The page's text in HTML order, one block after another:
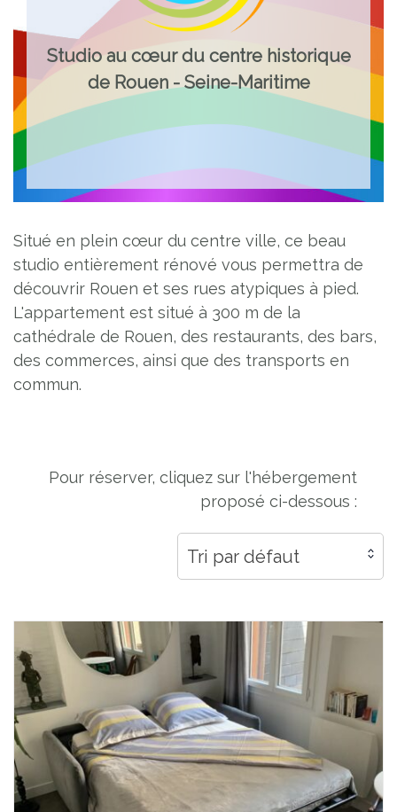
Studio au cœur du centre historique
de Rouen - Seine-Maritime
Situé en plein cœur du centre ville, ce beau
studio entièrement rénové vous permettra de
découvrir Rouen et ses rues atypiques à pied.
L'appartement est situé à 300 m de la
cathédrale de Rouen, des restaurants, des bars,
des commerces, ainsi que des transports en
commun.
Pour réserver, cliquez sur l'hébergement
proposé ci-dessous :
Tri par défaut